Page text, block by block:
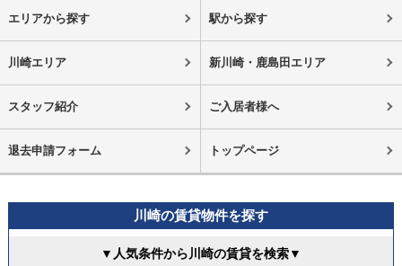
エリアから探す 駅から探す
川崎エリア 新川崎・鹿島田エリア
スタッフ紹介 ご入居者様へ
退去申請フォーム トップページ
川崎の賃貸物件を探す
▼人気条件から川崎の賃貸を検索▼